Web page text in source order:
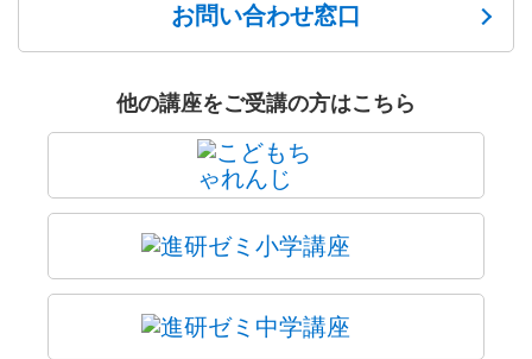
お問い合わせ窓口
他の講座をご受講の方はこちら